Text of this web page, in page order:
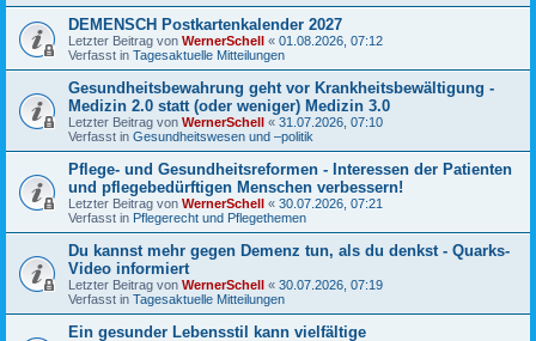
DEMENSCH Postkartenkalender 2027
Letzter Beitrag von WernerSchell « 01.08.2026, 07:12
Verfasst in Tagesaktuelle Mitteilungen
Gesundheitsbewahrung geht vor Krankheitsbewältigung -
Medizin 2.0 statt (oder weniger) Medizin 3.0
Letzter Beitrag von WernerSchell « 31.07.2026, 07:10
Verfasst in Gesundheitswesen und –politik
Pflege- und Gesundheitsreformen - Interessen der Patienten
und pflegebedürftigen Menschen verbessern!
Letzter Beitrag von WernerSchell « 30.07.2026, 07:21
Verfasst in Pflegerecht und Pflegethemen
Du kannst mehr gegen Demenz tun, als du denkst - Quarks-
Video informiert
Letzter Beitrag von WernerSchell « 30.07.2026, 07:19
Verfasst in Tagesaktuelle Mitteilungen
Ein gesunder Lebensstil kann vielfältige